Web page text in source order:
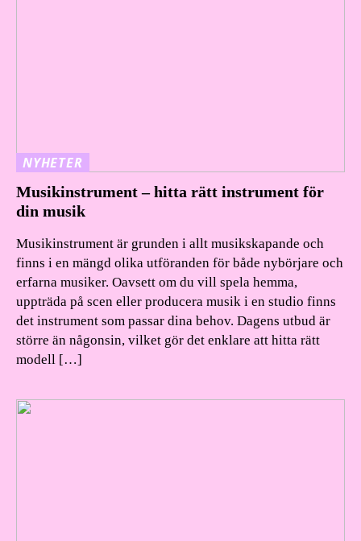
NYHETER
Musikinstrument – hitta rätt instrument för
din musik
Musikinstrument är grunden i allt musikskapande och
finns i en mängd olika utföranden för både nybörjare och
erfarna musiker. Oavsett om du vill spela hemma,
uppträda på scen eller producera musik i en studio finns
det instrument som passar dina behov. Dagens utbud är
större än någonsin, vilket gör det enklare att hitta rätt
modell […]